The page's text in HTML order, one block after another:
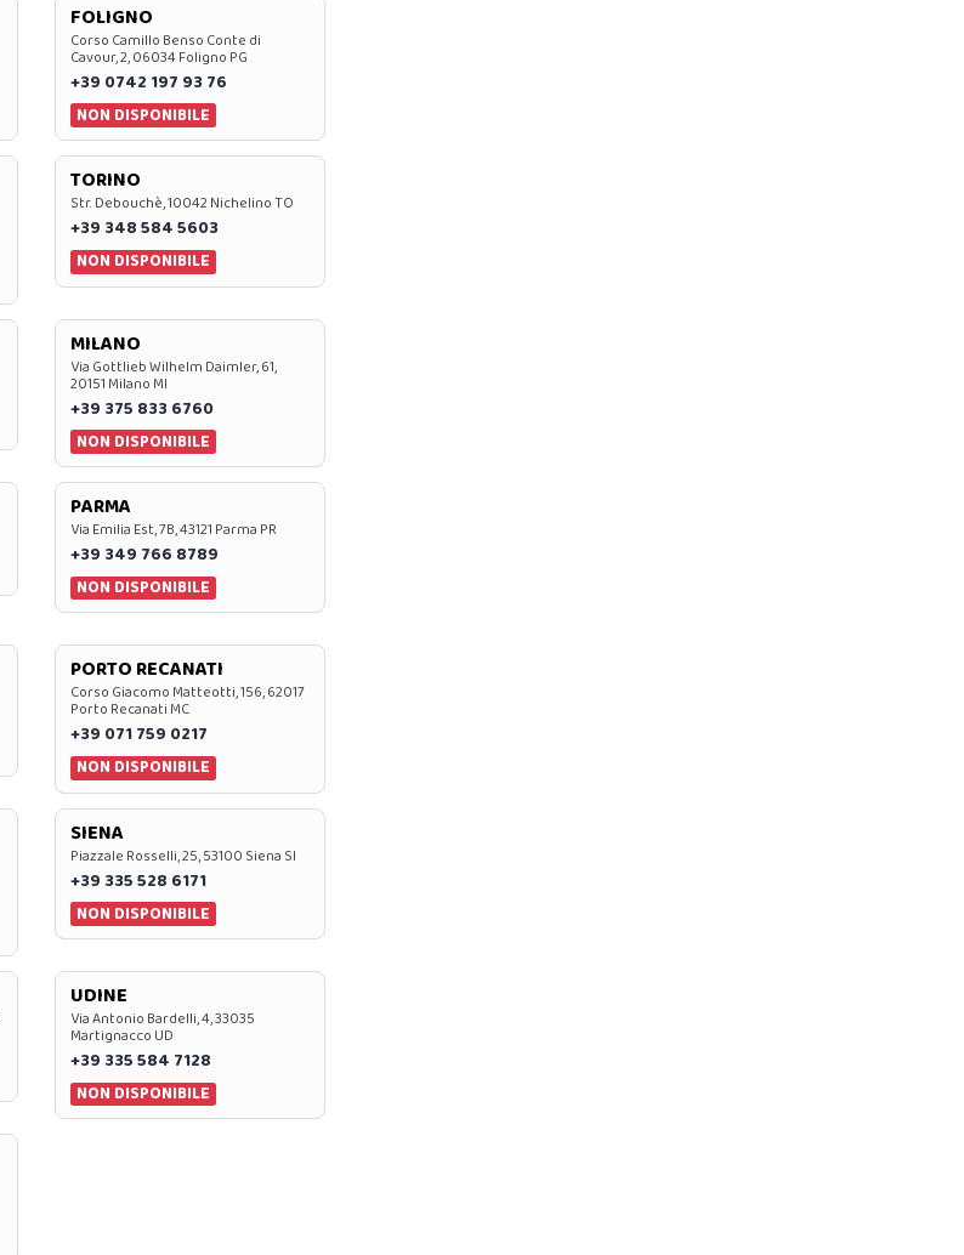
FOLIGNO
Corso Camillo Benso Conte di
Cavour, 2, 06034 Foligno PG
+39 0742 197 93 76
NON DISPONIBILE
TORINO
Str. Debouchè, 10042 Nichelino TO
+39 348 584 5603
NON DISPONIBILE
MILANO
Via Gottlieb Wilhelm Daimler, 61,
20151 Milano MI
+39 375 833 6760
NON DISPONIBILE
PARMA
Via Emilia Est, 7B, 43121 Parma PR
+39 349 766 8789
NON DISPONIBILE
PORTO RECANATI
Corso Giacomo Matteotti, 156, 62017
Porto Recanati MC
+39 071 759 0217
NON DISPONIBILE
SIENA
Piazzale Rosselli, 25, 53100 Siena SI
+39 335 528 6171
NON DISPONIBILE
UDINE
Via Antonio Bardelli, 4, 33035
Martignacco UD
+39 335 584 7128
NON DISPONIBILE